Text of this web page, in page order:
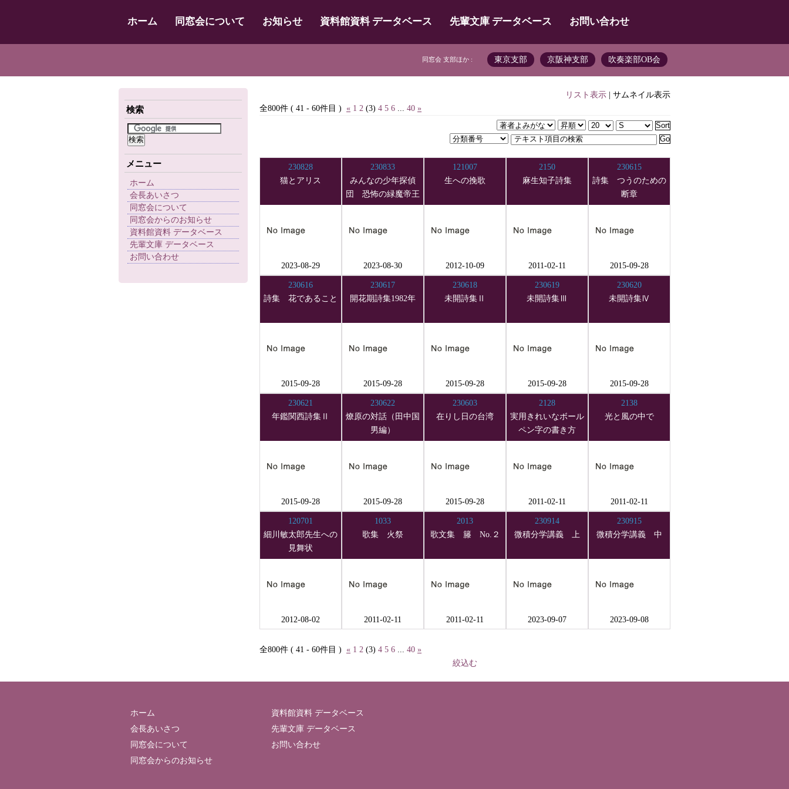
ホーム 同窓会について お知らせ 資料館資料 データベース 先輩文庫 データベース お問い合わせ
同窓会 支部ほか : 東京支部 京阪神支部 吹奏楽部OB会
検索
メニュー
ホーム
会長あいさつ
同窓会について
同窓会からのお知らせ
資料館資料 データベース
先輩文庫 データベース
お問い合わせ
リスト表示 | サムネイル表示
全800件 ( 41 - 60件目 ) « 1 2 (3) 4 5 6 ... 40 »
230828
猫とアリス
2023-08-29
230833
みんなの少年探偵
団 恐怖の緑魔帝王
2023-08-30
121007
生への挽歌
2012-10-09
2150
麻生知子詩集
2011-02-11
230615
詩集 つうのための
断章
2015-09-28
230616
詩集 花であること
2015-09-28
230617
開花期詩集1982年
2015-09-28
230618
未開詩集Ⅱ
2015-09-28
230619
未開詩集Ⅲ
2015-09-28
230620
未開詩集Ⅳ
2015-09-28
230621
年鑑関西詩集Ⅱ
2015-09-28
230622
燎原の対話（田中国
男編）
2015-09-28
230603
在りし日の台湾
2015-09-28
2128
実用きれいなボール
ペン字の書き方
2011-02-11
2138
光と風の中で
2011-02-11
120701
細川敏太郎先生への
見舞状
2012-08-02
1033
歌集 火祭
2011-02-11
2013
歌文集 籐 No.２
2011-02-11
230914
微積分学講義 上
2023-09-07
230915
微積分学講義 中
2023-09-08
全800件 ( 41 - 60件目 ) « 1 2 (3) 4 5 6 ... 40 »
絞込む
ホーム
会長あいさつ
同窓会について
同窓会からのお知らせ
資料館資料 データベース
先輩文庫 データベース
お問い合わせ